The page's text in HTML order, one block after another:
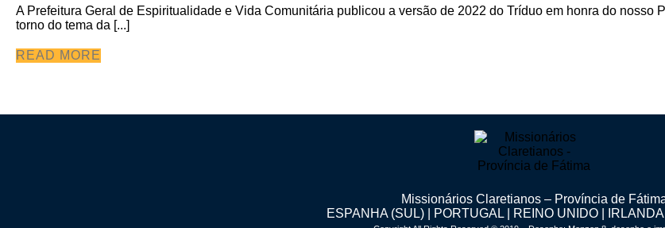
A Prefeitura Geral de Espiritualidade e Vida Comunitária publicou a versão de 2022 do Tríduo em honra do nosso
torno do tema da [...]
READ MORE
Missionários Claretianos – Província de
ESPANHA (SUL) | PORTUGAL | REINO UNIDO |